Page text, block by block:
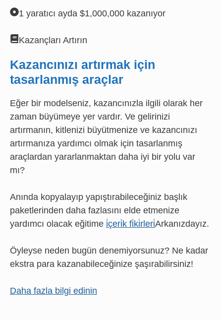
1 yaratıcı ayda $1,000,000 kazanıyor
Kazançları Artırın
Kazancınızı artırmak için
tasarlanmış araçlar
Eğer bir modelseniz, kazancınızla ilgili olarak her
zaman büyümeye yer vardır. Ve gelirinizi
artırmanın, kitlenizi büyütmenize ve kazancınızı
artırmanıza yardımcı olmak için tasarlanmış
araçlardan yararlanmaktan daha iyi bir yolu var
mı?
Anında kopyalayıp yapıştırabileceğiniz başlık
paketlerinden daha fazlasını elde etmenize
yardımcı olacak eğitime i̇çeri̇k fi̇ki̇rleri̇Arkanızdayız.
Öyleyse neden bugün denemiyorsunuz? Ne kadar
ekstra para kazanabileceğinize şaşırabilirsiniz!
Daha fazla bilgi edinin